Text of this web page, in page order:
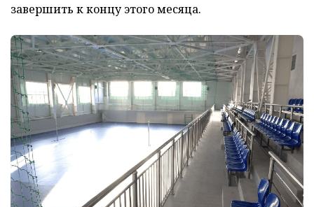
завершить к концу этого месяца.